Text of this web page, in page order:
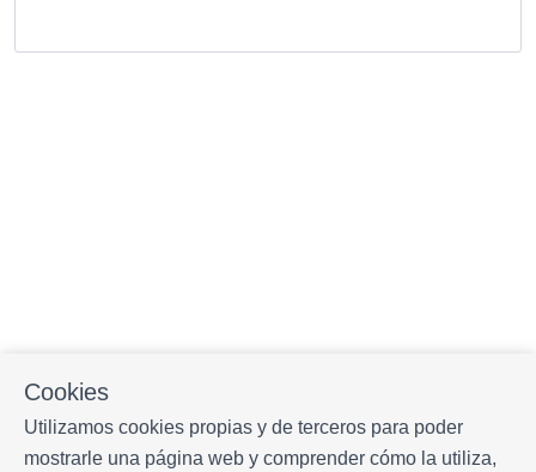
Cookies
Utilizamos cookies propias y de terceros para poder
mostrarle una página web y comprender cómo la utiliza,